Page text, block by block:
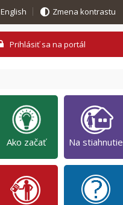
English Zmena kontrastu
Ako začať Na stiahnutie